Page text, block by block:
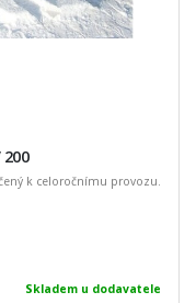
k celoročnímu provozu.
Skladem u dodavatele